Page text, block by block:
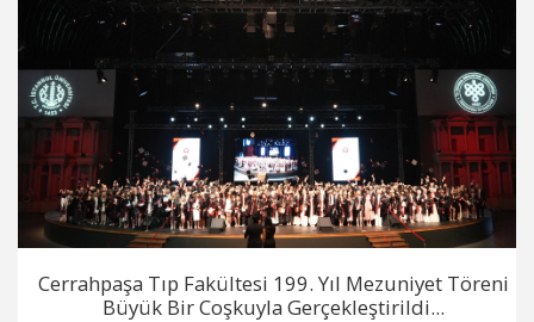
Cerrahpaşa Tıp Fakültesi 199. Yıl Mezuniyet Töreni
Büyük Bir Coşkuyla Gerçekleştirildi...